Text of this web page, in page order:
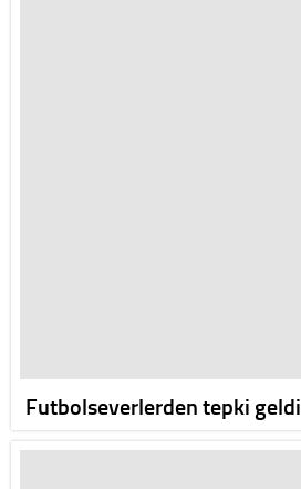
Futbolseverlerden tepki geldi